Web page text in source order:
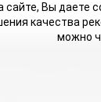
на портале
права.
только с
сайте, Вы даете
качества
можно